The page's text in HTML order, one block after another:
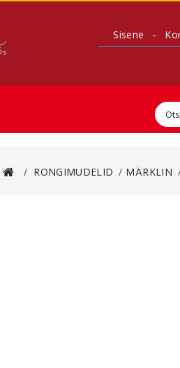
Sisene
RONGIMUDELID MÄRKLIN